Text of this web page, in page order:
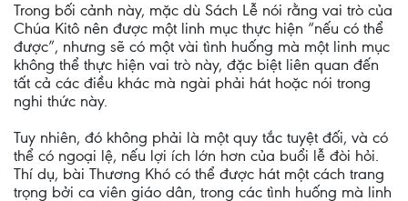
Trong bối cảnh này, mặc dù Sách Lễ nói rằng vai trò của
Chúa Kitô nên được một linh mục thực hiện “nếu có thể
được”, nhưng sẽ có một vài tình huống mà một linh mục
không thể thực hiện vai trò này, đặc biệt liên quan đến
tất cả các điều khác mà ngài phải hát hoặc nói trong
nghi thức này.
Tuy nhiên, đó không phải là một quy tắc tuyệt đối, và có
thể có ngoại lệ, nếu lợi ích lớn hơn của buổi lễ đòi hỏi.
Thí dụ, bài Thương Khó có thể được hát một cách trang
trọng bởi ca viên giáo dân, trong các tình huống mà linh